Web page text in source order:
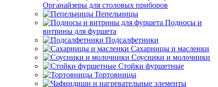
Органайзеры для столовых приборов
Пепельницы
Подносы и
витрины для фуршета
Подсалфетники
Сахарницы и масленки
Соусники и молочники
Стойки фуршетные
Тортовницы